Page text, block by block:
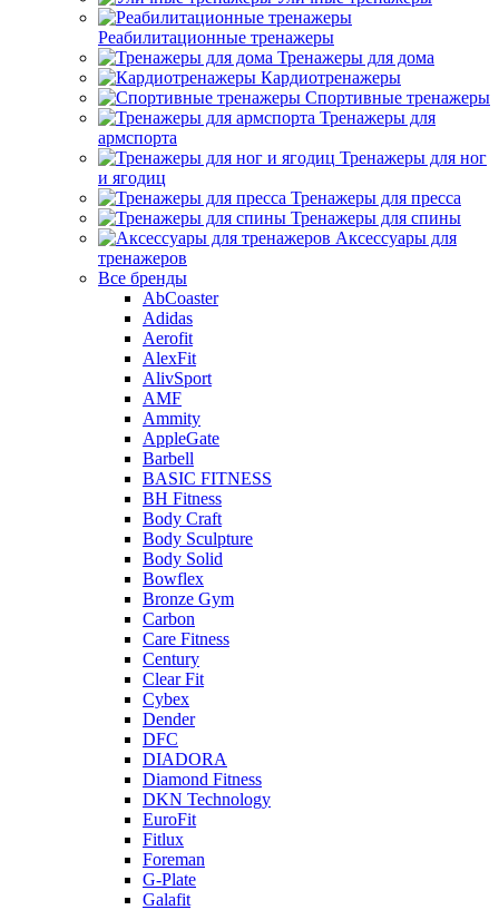
Реабилитационные тренажеры
Тренажеры для дома
Кардиотренажеры
Спортивные тренажеры
Тренажеры для
армспорта
Тренажеры для ног
и ягодиц
Тренажеры для пресса
Тренажеры для спины
Аксессуары для
тренажеров
Все бренды
AbCoaster
Adidas
Aerofit
AlexFit
AlivSport
AMF
Ammity
AppleGate
Barbell
BASIC FITNESS
BH Fitness
Body Craft
Body Sculpture
Body Solid
Bowflex
Bronze Gym
Carbon
Care Fitness
Century
Clear Fit
Cybex
Dender
DFC
DIADORA
Diamond Fitness
DKN Technology
EuroFit
Fitlux
Foreman
G-Plate
Galafit